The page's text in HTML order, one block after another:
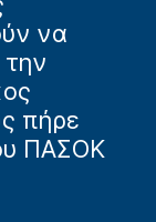
να
πήρε
ΠΑΣΟΚ